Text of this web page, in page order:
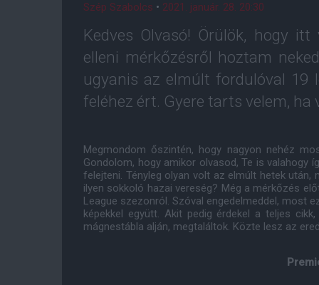
Szép Szabolcs • 2021. január. 28. 20:30
Kedves Olvasó! Örülök, hogy
elleni mérkőzésről hoztam
ugyanis az elmúlt fordulóval 19
feléhez ért. Gyere tarts velem, ha
Megmondom őszintén, hogy nagyon nehéz
Gondolom, hogy amikor olvasod, Te is valahogy
felejteni. Tényleg olyan volt az elmúlt hetek
ilyen sokkoló hazai vereség? Még a mérkőzés
League szezonról. Szóval engedelmeddel, most
képekkel együtt. Akit pedig érdekel a teljes
mágnestábla alján, megtaláltok. Közte lesz az